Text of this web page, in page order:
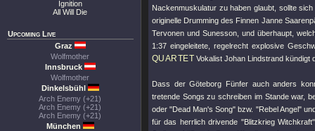
Ignition
All Will Die
Upcoming Live
Graz
Wolfmother
Innsbruck
Wolfmother
Dinkelsbühl
Arch Enemy (+21)
Arch Enemy (+21)
Arch Enemy (+21)
München
Nackenmuskulatur zu haben glaubt, sollte
originelle Drumming des Finnen Janne
Tervonen und Sunesson, und überhaupt,
1:37 eingeleitete, regelrecht explosive
QUARTET Vokalist Johan Lindstrand kündigt
Dass der Göteborg Fünfer auch anders
tretende Songs zu schreiben im Stande war,
oder"Dead Man's Song" bzw. "Rebel Angel"
für das herrlich drivende "Blitzkrieg Witchkraft"